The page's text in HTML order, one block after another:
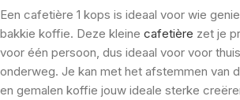
Een cafetière 1 kops is ideaal voor wie
bakkie koffie. Deze kleine cafetière zet je
voor één persoon, dus ideaal voor voor
onderweg. Je kan met het afstemmen van
en gemalen koffie jouw ideale sterke